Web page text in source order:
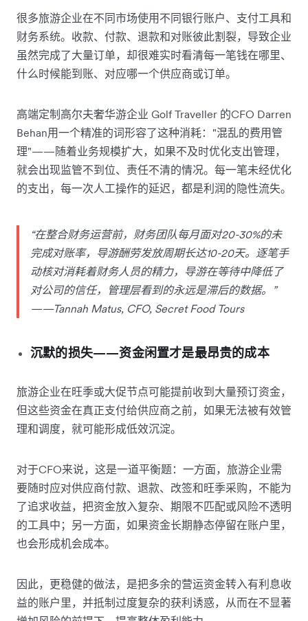
很多旅游企业在不同市场使用不同银行账户、支付工具和
财务系统。收款、付款、退款和对账彼此割裂，导致企业
虽然完成了大量订单，却很难实时看清每一笔钱在哪里、
什么时候能到账、对应哪一个供应商或订单。
高端定制高尔夫奢华游企业 Golf Traveller 的CFO Darren
Behan用一个精准的词形容了这种消耗："混乱的费用管
理"——随着业务规模扩大，如果不及时优化支出管理，
就会出现监管不到位、责任不清的情况。每一笔未经优化
的支出，每一次人工操作的延迟，都是利润的隐性流失。
“在整合财务运营前，财务团队每月面对20-30%的未
完成对账率，导游酬劳发放周期长达10-20天。逐笔手
动核对消耗着财务人员的精力，导游在等待中降低了
对公司的信任，管理层看到的永远是滞后的数据。”
——Tannah Matus, CFO, Secret Food Tours
沉默的损失——资金闲置才是最昂贵的成本
旅游企业在旺季或大促节点可能提前收到大量预订资金，
但这些资金在真正支付给供应商之前，如果无法被有效管
理和调度，就可能形成低效沉淀。
对于CFO来说，这是一道平衡题：一方面，旅游企业需
要随时应对供应商付款、退款、改签和旺季采购，不能为
了追求收益，把资金放入复杂、期限不匹配或风险不透明
的工具中；另一方面，如果资金长期静态停留在账户里，
也会形成机会成本。
因此，更稳健的做法，是把多余的营运资金转入有利息收
益的账户里，并抵制过度复杂的获利诱惑，从而在不显著